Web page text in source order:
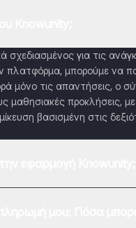
σχεδιασμένος για τις
μπορούμε να
μόνο τις απαντήσεις, ο
μαθησιακές προκλήσεις,
βασισμένη στις